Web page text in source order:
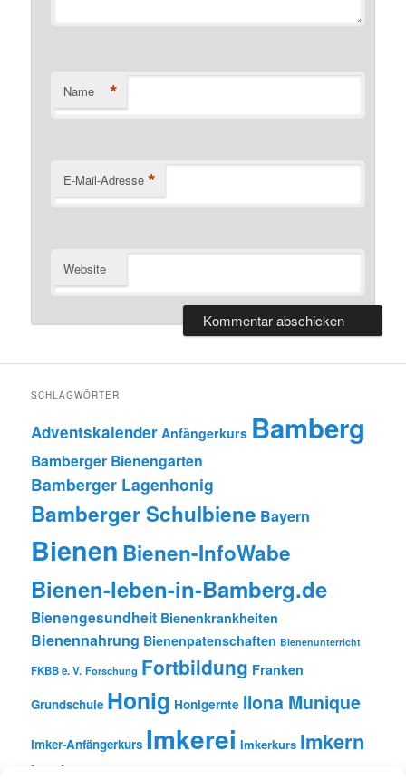
Name *
E-Mail-Adresse *
Website
SCHLAGWÖRTER
Adventskalender Anfängerkurs Bamberg
Bamberger Bienengarten
Bamberger Lagenhonig
Bamberger Schulbiene Bayern
Bienen Bienen-InfoWabe
Bienen-leben-in-Bamberg.de
Bienengesundheit Bienenkrankheiten
Bienennahrung Bienenpatenschaften Bienenunterricht
FKBB e. V. Forschung Fortbildung Franken
Grundschule Honig Honigernte Ilona Munique
Imker-Anfängerkurs Imkerei Imkerkurs Imkern
Insekten